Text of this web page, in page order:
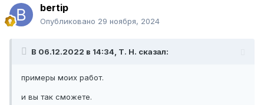
bertip
Опубликовано 29 ноября, 2024
В 06.12.2022 в 14:34, Т. Н. сказал:
примеры моих работ.
и вы так сможете.